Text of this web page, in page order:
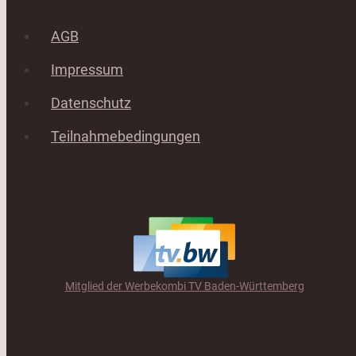
AGB
Impressum
Datenschutz
Teilnahmebedingungen
Mitglied der Werbekombi TV Baden-Württemberg